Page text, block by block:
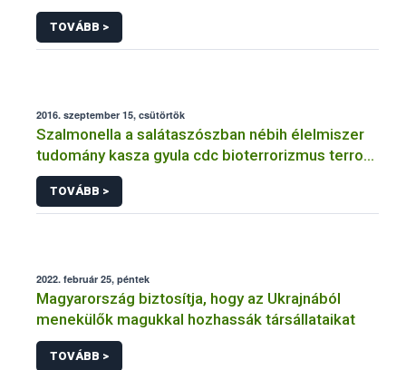
visszaélés-bejelentési rendszerhez kapcsolódó
adatkezeléséhez
TOVÁBB >
2016. szeptember 15, csütörtök
Szalmonella a salátaszószban nébih élelmiszer
tudomány kasza gyula cdc bioterrorizmus terror
lépfene
TOVÁBB >
2022. február 25, péntek
Magyarország biztosítja, hogy az Ukrajnából
menekülők magukkal hozhassák társállataikat
TOVÁBB >